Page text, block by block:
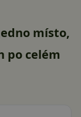
místo,
po celém